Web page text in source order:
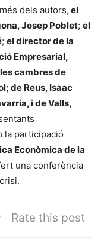
dels autors, el
Josep Poblet; el
; el director de la
Empresarial,
cambres de
de Reus, Isaac
i de Valls,
la participació
Econòmica de la
una conferència
Rate this post